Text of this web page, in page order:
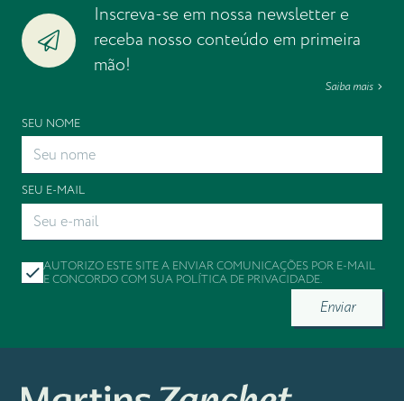
Inscreva-se em nossa newsletter e
receba nosso conteúdo em primeira
mão!
Saiba mais
SEU NOME
SEU E-MAIL
AUTORIZO ESTE SITE A ENVIAR COMUNICAÇÕES POR E-MAIL
E CONCORDO COM SUA POLÍTICA DE PRIVACIDADE.
Enviar